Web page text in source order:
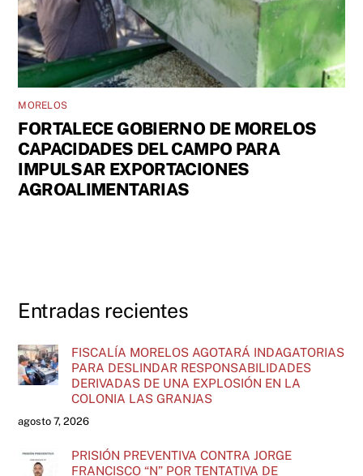
MORELOS
FORTALECE GOBIERNO DE MORELOS
CAPACIDADES DEL CAMPO PARA
IMPULSAR EXPORTACIONES
AGROALIMENTARIAS
Entradas recientes
FISCALÍA MORELOS AGOTARÁ INDAGATORIAS
PARA DESLINDAR RESPONSABILIDADES
DERIVADAS DE UNA EXPLOSIÓN EN LA
COLONIA LAS GRANJAS
agosto 7, 2026
PRISIÓN PREVENTIVA CONTRA JORGE
FRANCISCO “N” POR TENTATIVA DE